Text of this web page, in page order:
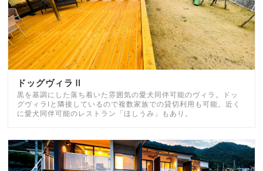
ドッグヴィラⅡ
黒を基調にした落ち着いた雰囲気の愛犬同伴可能のヴィラ。ドッ
グヴィラⅠと隣接しているので複数家族での貸切利用も可能。近く
に愛犬同伴可能のレストラン「ほしうみ」もあり。